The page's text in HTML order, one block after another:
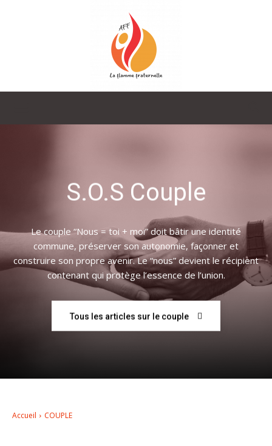
Fraternelle
–
S.O.S Couple
Le couple “Nous = toi + moi” doit bâtir une identité
commune, préserver son autonomie, façonner et
construire son propre avenir. Le “nous” devient le récipient
contenant qui protège l’essence de l’union.
Tous les articles sur le couple
Accueil COUPLE